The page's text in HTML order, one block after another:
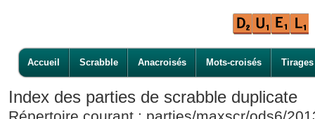
Accueil Scrabble Anacroisés Mots-croisés Tirages
Index des parties de scrabble duplicate